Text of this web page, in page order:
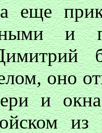
еще
и
оно
и
из